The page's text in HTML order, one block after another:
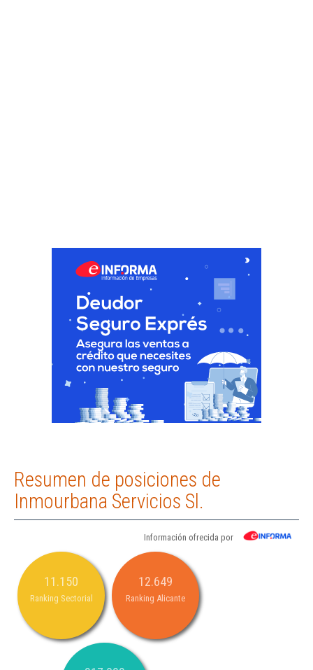
Resumen de posiciones de
Inmourbana Servicios Sl.
Información ofrecida por
11.150
Ranking Sectorial
12.649
Ranking Alicante